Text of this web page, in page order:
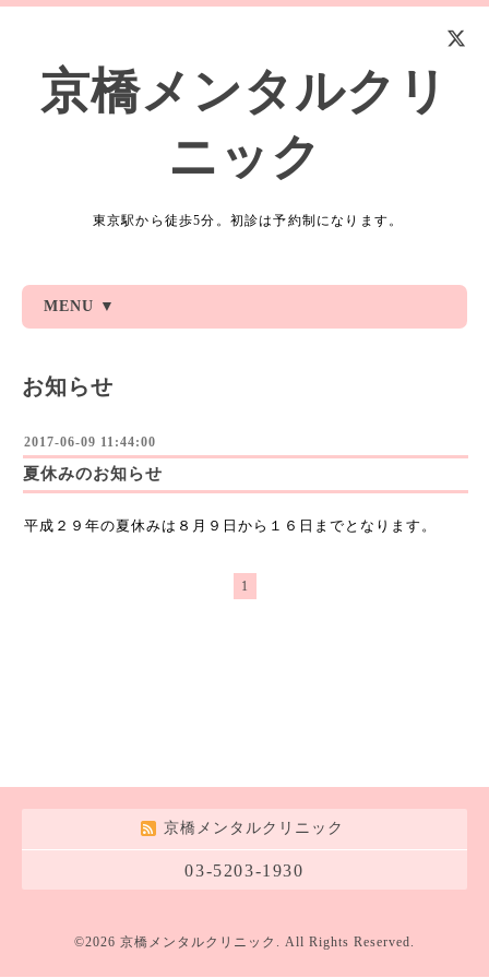
京橋メンタルクリ
ニック
東京駅から徒歩5分。初診は予約制になります。
MENU ▼
お知らせ
2017-06-09 11:44:00
夏休みのお知らせ
平成２９年の夏休みは８月９日から１６日までとなります。
1
京橋メンタルクリニック
03-5203-1930
©2026 京橋メンタルクリニック . All Rights Reserved.